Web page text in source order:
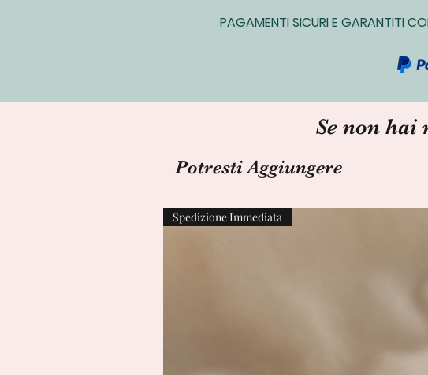
PAGAMENTI SICURI E GARANTITI
Se non
Potresti Aggiungere
Spedizione Immediata